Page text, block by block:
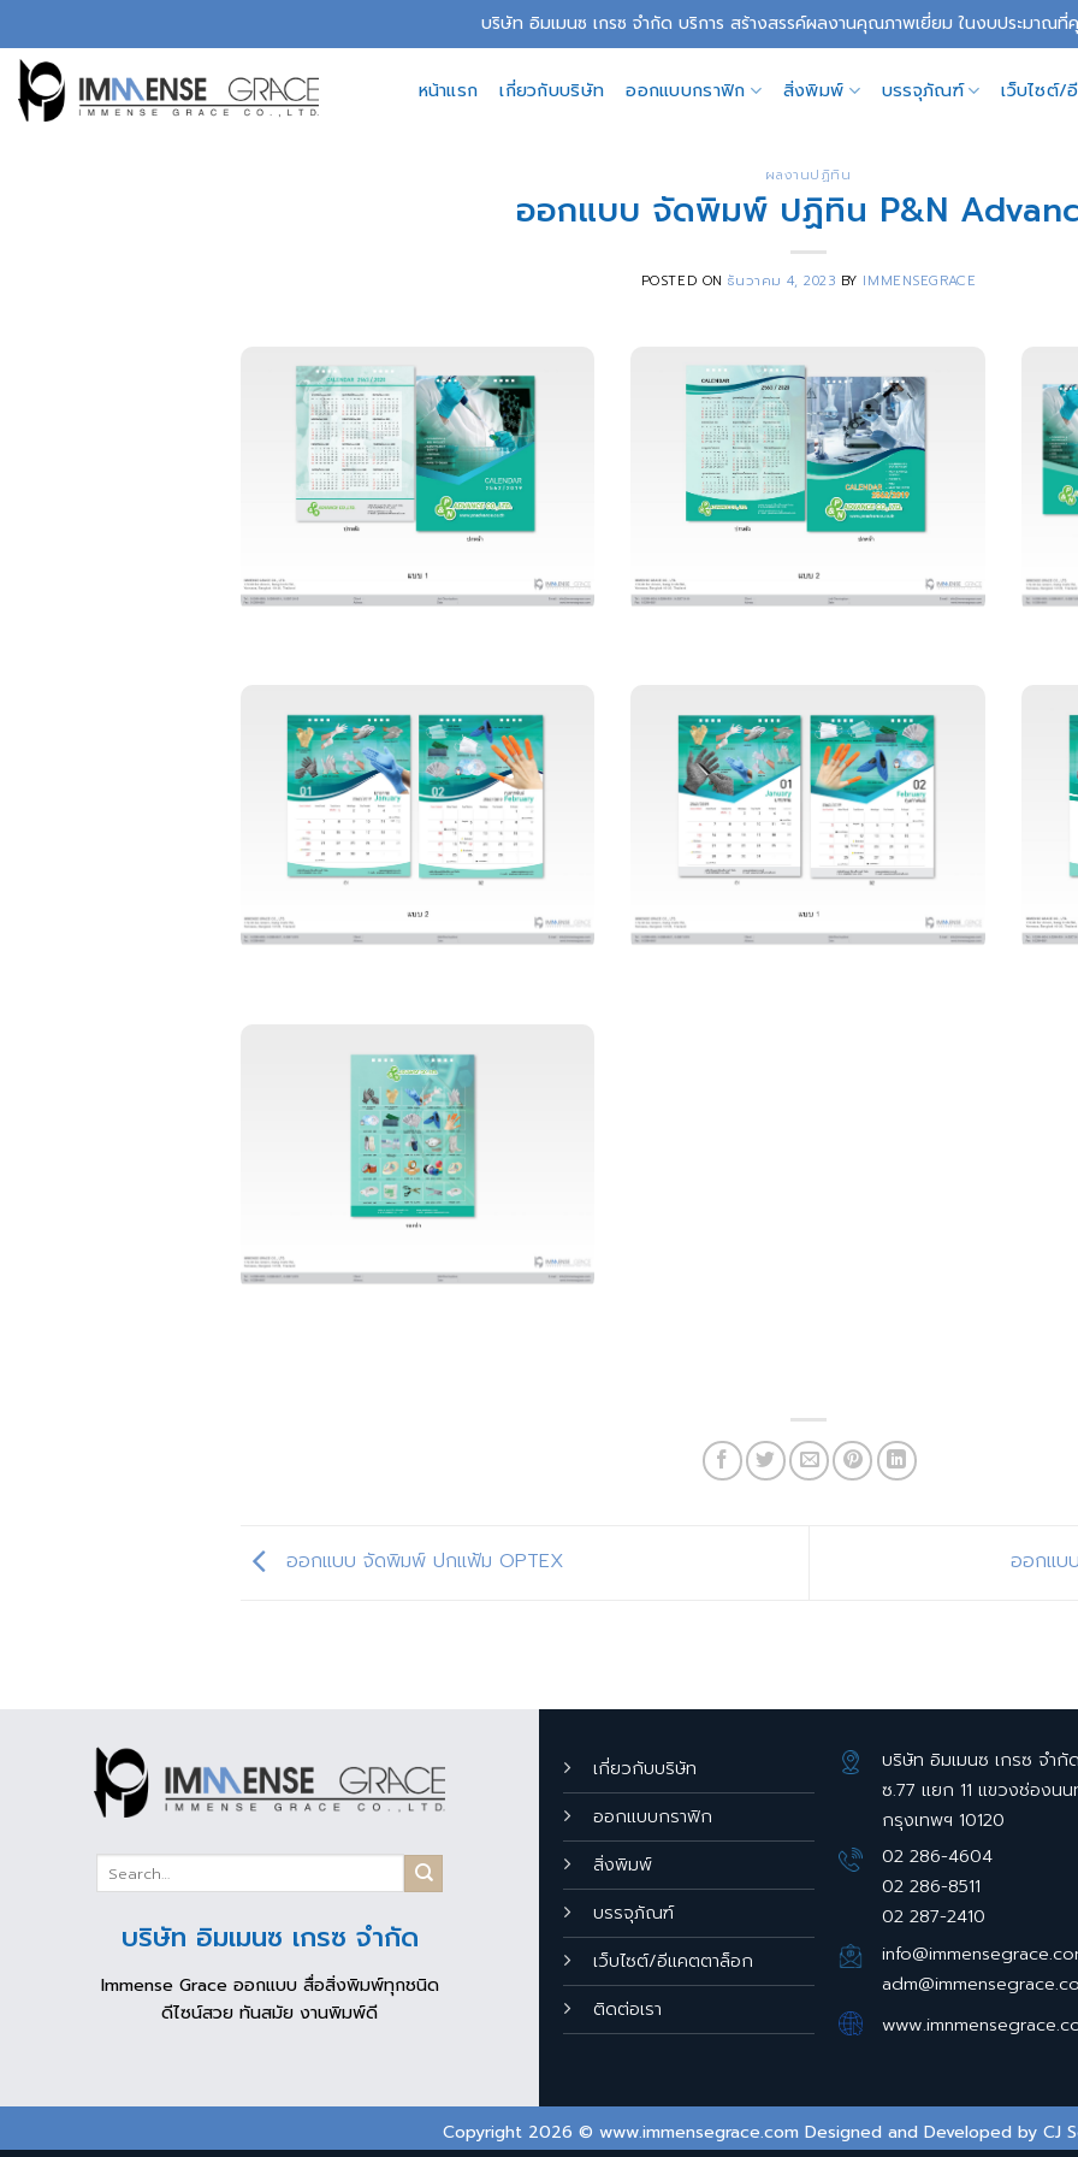
to
content
บริษัท อิมเมนซ เกรซ จำกัด บริการ สร้างสรรค์ผลงานคุณภาพเยี่ยม ในงบประมาณ
หน้าแรก เกี่ยวกับบริษัท ออกแบบกราฟิก สิ่งพิมพ์ บรรจุภัณฑ์ เว็บไซต์/
ผลงานปฏิทิน
ออกแบบ จัดพิมพ์ ปฏิทิน P&N
POSTED ONธันวาคม 4, 2023 BY IMMENSEGRACE
ออกแบบ จัดพิมพ์ ปกแฟ้ม OPTEX ออกแบ
บริษัท อิมเมนซ เกรซ จำกัด
Immense Grace ออกแบบ สื่อสิ่งพิมพ์ทุกชนิด
ดีไซน์สวย ทันสมัย งานพิมพ์ดี
เกี่ยวกับบริษัท
ออกแบบกราฟิก
สิ่งพิมพ์
บรรจุภัณฑ์
เว็บไซต์/อีแคตตาล็อก
ติดต่อเรา
บริษัท อิมเมนซ เกรซ จำกั
ซ.77 แยก 11 แขวงช่องนน
กรุงเทพฯ 10120
02 286-4604
02 286-8511
02 287-2410
Copyright 2026 © www.immensegrace.com Designed and Developed by CJ